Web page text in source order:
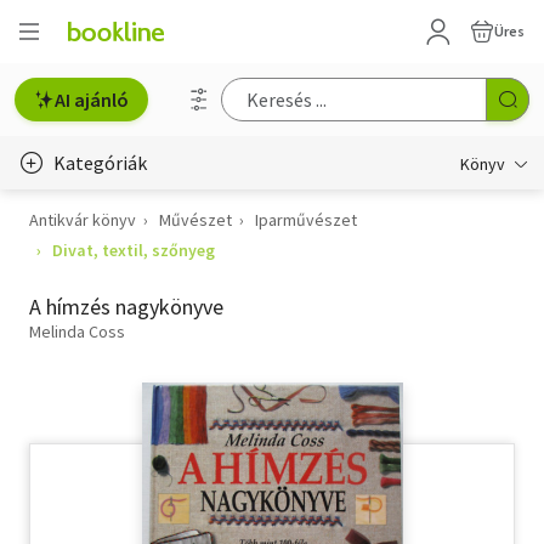
Üres
AI ajánló
Kategóriák Könyv
Életmód, egészség
Gyermek- és ifjúsági
Hobbi, szabadidő
Antikvár könyv Művészet
Iparművészet
Divat, textil, szőnyeg
A hímzés nagykönyve
Melinda Coss